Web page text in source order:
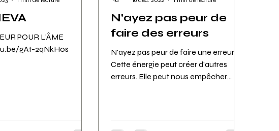
POUR L'ÂME
gAt-2qNkHos
N'ayez pas peur de
faire des erreurs
N'ayez pas peur de faire une erreur.
Cette énergie peut créer d'autres
erreurs. Elle peut nous empêcher